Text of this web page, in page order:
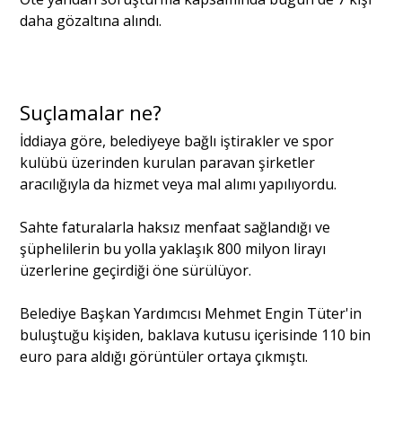
daha gözaltına alındı.
Suçlamalar ne?
İddiaya göre, belediyeye bağlı iştirakler ve spor
kulübü üzerinden kurulan paravan şirketler
aracılığıyla da hizmet veya mal alımı yapılıyordu.
Sahte faturalarla haksız menfaat sağlandığı ve
şüphelilerin bu yolla yaklaşık 800 milyon lirayı
üzerlerine geçirdiği öne sürülüyor.
Belediye Başkan Yardımcısı Mehmet Engin Tüter'in
buluştuğu kişiden, baklava kutusu içerisinde 110 bin
euro para aldığı görüntüler ortaya çıkmıştı.